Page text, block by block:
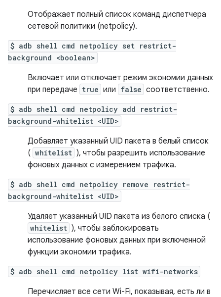
Отображает полный список команд диспетчера
сетевой политики (netpolicy).
$ adb shell cmd netpolicy set restrict-
background <boolean>
Включает или отключает режим экономии данных
при передаче true или false соответственно.
$ adb shell cmd netpolicy add restrict-
background-whitelist <UID>
Добавляет указанный UID пакета в белый список
( whitelist ), чтобы разрешить использование
фоновых данных с измерением трафика.
$ adb shell cmd netpolicy remove restrict-
background-whitelist <UID>
Удаляет указанный UID пакета из белого списка (
whitelist ), чтобы заблокировать
использование фоновых данных при включенной
функции экономии трафика.
$ adb shell cmd netpolicy list wifi-networks
Перечисляет все сети Wi-Fi, показывая, есть ли в